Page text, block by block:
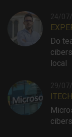
24/
Do
local
29/
ITECH